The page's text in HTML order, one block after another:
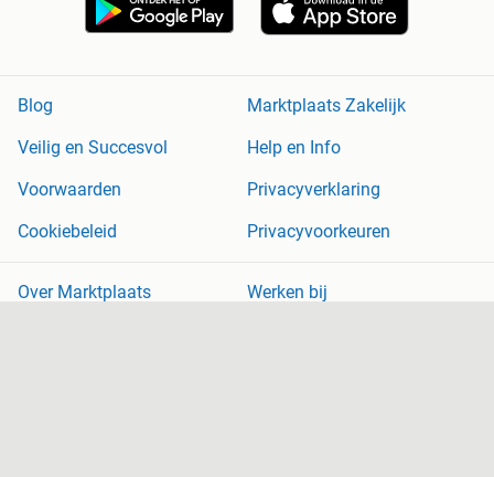
Blog
Marktplaats Zakelijk
Veilig en Succesvol
Help en Info
Voorwaarden
Privacyverklaring
Cookiebeleid
Privacyvoorkeuren
Over Marktplaats
Werken bij